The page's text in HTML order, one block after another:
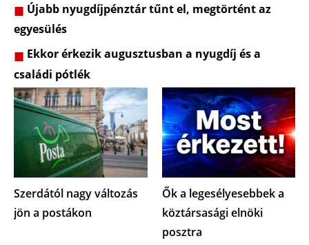
Újabb nyugdíjpénztár tűnt el, megtörtént az
egyesülés
Ekkor érkezik augusztusban a nyugdíj és a
családi pótlék
Szerdától nagy változás
jön a postákon
Ők a legesélyesebbek a
köztársasági elnöki
posztra